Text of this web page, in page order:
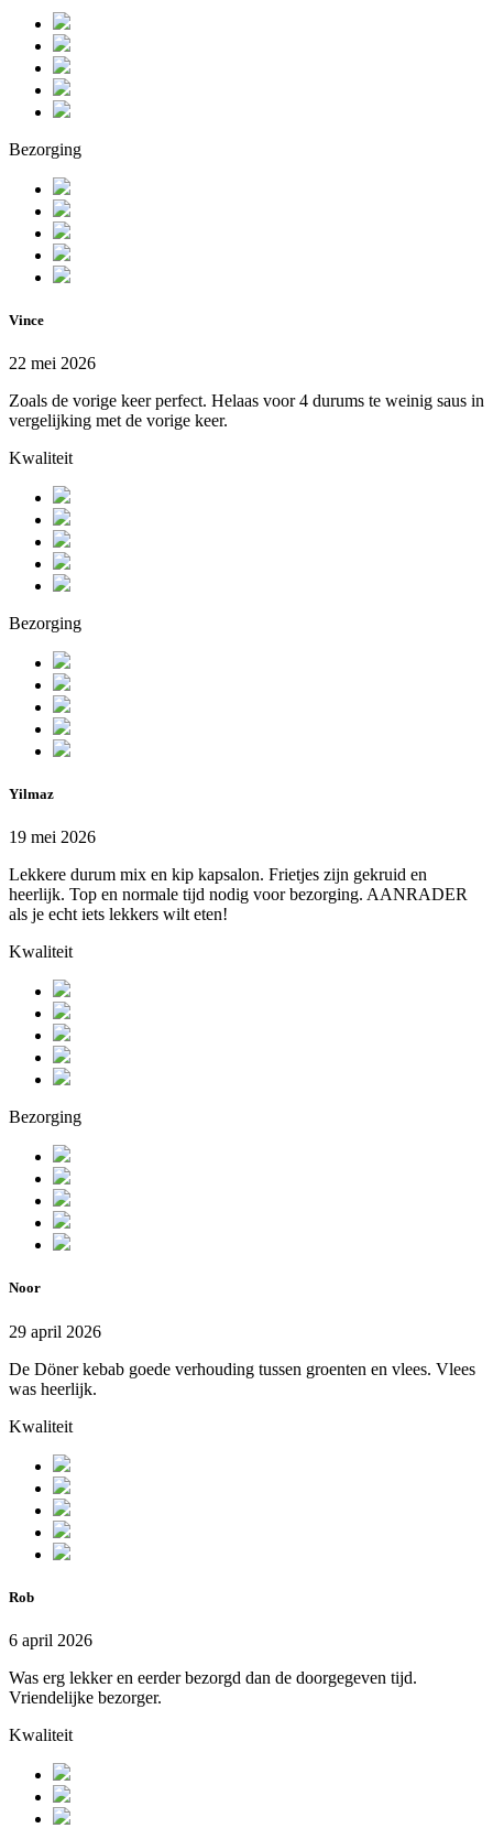
Bezorging
Vince
22 mei 2026
Zoals de vorige keer perfect. Helaas voor 4 durums te weinig saus in
vergelijking met de vorige keer.
Kwaliteit
Bezorging
Yilmaz
19 mei 2026
Lekkere durum mix en kip kapsalon. Frietjes zijn gekruid en
heerlijk. Top en normale tijd nodig voor bezorging. AANRADER
als je echt iets lekkers wilt eten!
Kwaliteit
Bezorging
Noor
29 april 2026
De Döner kebab goede verhouding tussen groenten en vlees. Vlees
was heerlijk.
Kwaliteit
Rob
6 april 2026
Was erg lekker en eerder bezorgd dan de doorgegeven tijd.
Vriendelijke bezorger.
Kwaliteit